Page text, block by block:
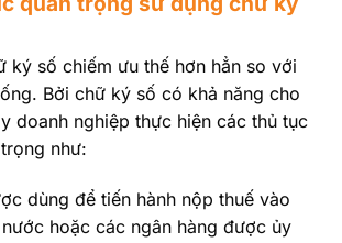
ký số chiếm ưu thế hơn hẳn so với
Bởi chữ ký số có khả năng cho
doanh nghiệp thực hiện các thủ tục
như:
dùng để tiến hành nộp thuế vào
hoặc các ngân hàng được ủy